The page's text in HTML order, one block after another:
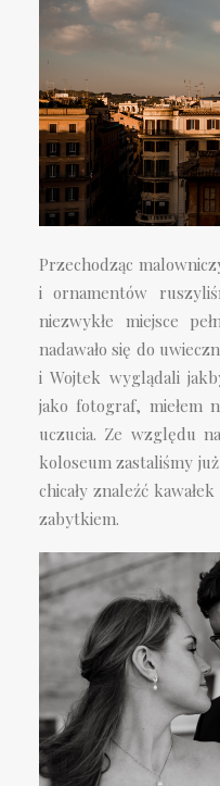
Przechodząc
i ornamentów
niezwykłe miejsce
nadawało się do
i Wojtek wyglądali
jako fotograf, miełem
uczucia. Ze względu
koloseum zastaliśmy
chicały znaleźć
zabytkiem.